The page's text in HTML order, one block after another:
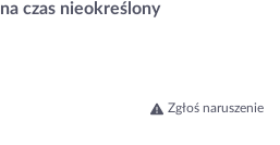
na czas nieokreślony
Zgłoś naruszenie